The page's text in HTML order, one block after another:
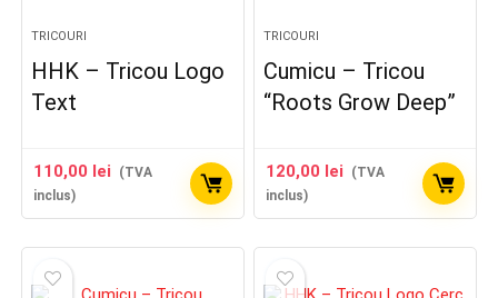
TRICOURI
HHK – Tricou Logo
Text
110,00 lei
(TVA
inclus)
TRICOURI
Cumicu – Tricou
“Roots Grow Deep”
120,00 lei
(TVA
inclus)